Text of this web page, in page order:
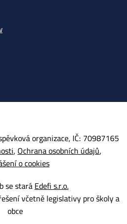
organizace, IČ: 70987165
Ochrana osobních údajů
o cookies
se staráEdefi s.r.o.
včetně legislativy pro školy a
obce